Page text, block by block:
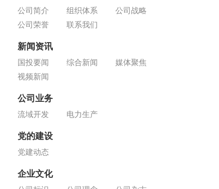
公司简介 组织体系
公司战略
公司荣誉
联系我们
新闻资讯
国投要闻 综合新闻
媒体聚焦
视频新闻
公司业务
流域开发 电力生产
党的建设
党建动态
企业文化